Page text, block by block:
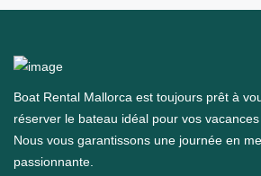
Boat Rental Mallorca est toujours prêt à
réserver le bateau idéal pour vos
Nous vous garantissons une journée en
passionnante.